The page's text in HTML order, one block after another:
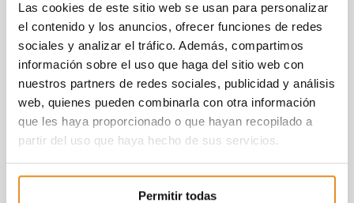
Las cookies de este sitio web se usan para personalizar
el contenido y los anuncios, ofrecer funciones de redes
sociales y analizar el tráfico. Además, compartimos
información sobre el uso que haga del sitio web con
nuestros partners de redes sociales, publicidad y análisis
web, quienes pueden combinarla con otra información
que les haya proporcionado o que hayan recopilado a
partir del uso que haya hecho de sus servicios.
Permitir todas